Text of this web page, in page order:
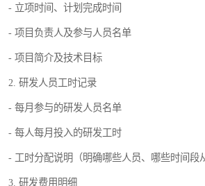
- 立项时间、计划完成时间
- 项目负责人及参与人员名单
- 项目简介及技术目标
2. 研发人员工时记录
- 每月参与的研发人员名单
- 每人每月投入的研发工时
- 工时分配说明（明确哪些人员、哪些时间段
3. 研发费用明细